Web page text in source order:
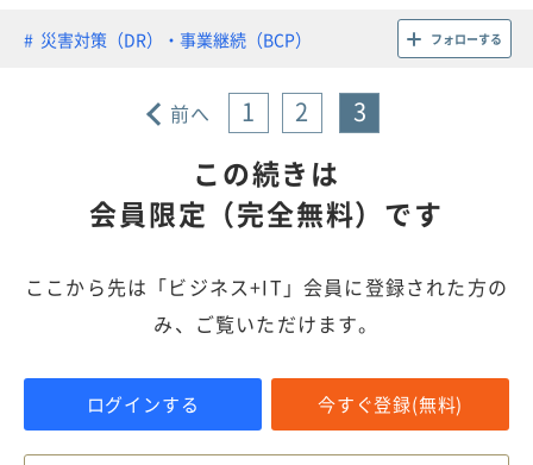
災害対策（DR）・事業継続（BCP） フォローする
前へ 1 2 3
この続きは
会員限定（完全無料）です
ここから先は「ビジネス+IT」会員に登録された方の
み、ご覧いただけます。
ログインする 今すぐ登録(無料)